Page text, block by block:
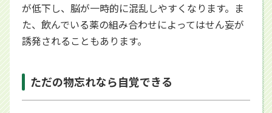
が低下し、脳が一時的に混乱しやすくなります。ま
た、飲んでいる薬の組み合わせによってはせん妄が
誘発されることもあります。
ただの物忘れなら自覚できる